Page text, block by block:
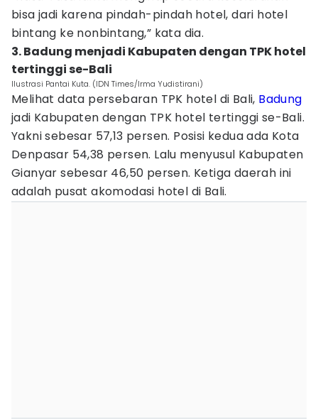
bisa jadi karena pindah-pindah hotel, dari hotel
bintang ke nonbintang,” kata dia.
3. Badung menjadi Kabupaten dengan TPK hotel
tertinggi se-Bali
Ilustrasi Pantai Kuta. (IDN Times/Irma Yudistirani)
Melihat data persebaran TPK hotel di Bali, Badung
jadi Kabupaten dengan TPK hotel tertinggi se-Bali.
Yakni sebesar 57,13 persen. Posisi kedua ada Kota
Denpasar 54,38 persen. Lalu menyusul Kabupaten
Gianyar sebesar 46,50 persen. Ketiga daerah ini
adalah pusat akomodasi hotel di Bali.